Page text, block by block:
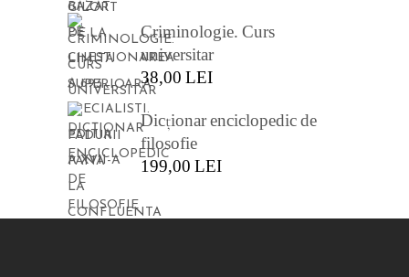
Criminologie. Curs
universitar
38,00 LEI
Dicționar enciclopedic de
filosofie
199,00 LEI